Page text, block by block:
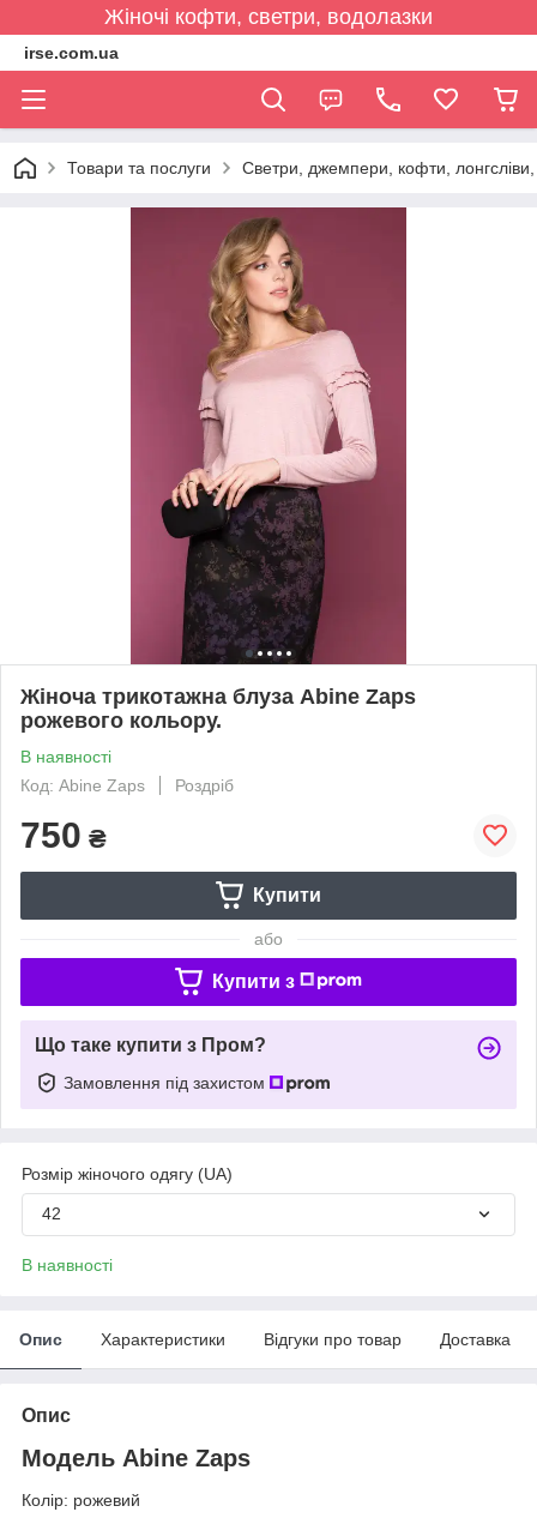
Жіночі кофти, светри, водолазки
irse.com.ua
Товари та послуги Светри, джемпери, кофти, лонгсліви,
Жіноча трикотажна блуза Abine Zaps
рожевого кольору.
В наявності
Код: Abine Zaps
Роздріб
750 ₴
Купити
або
Купити з
Що таке купити з Пром?
Замовлення під захистом
Розмір жіночого одягу (UA)
42
В наявності
Опис Характеристики Відгуки про товар Доставка
Опис
Модель Abine Zaps
Колір: рожевий